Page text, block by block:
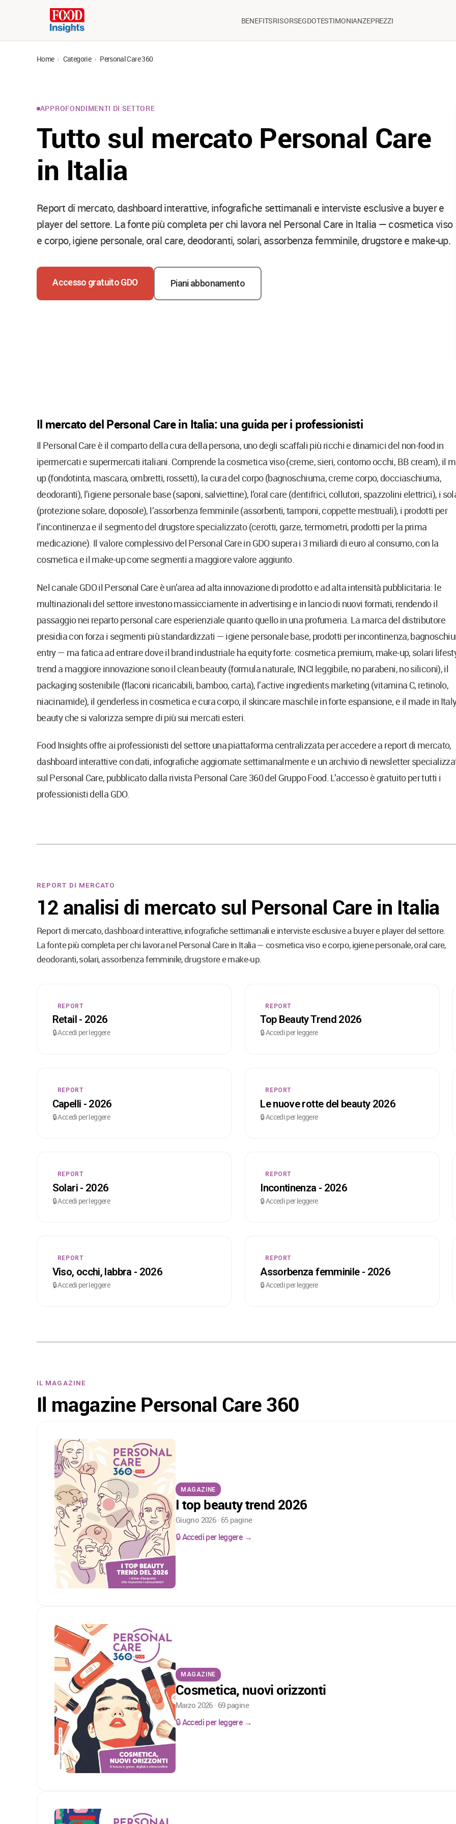
BENEFITSRISORSEGDOTESTIMONIANZEPREZZI
Home › Categorie › Personal Care 360
APPROFONDIMENTI DI SETTORE
Tutto sul mercato Personal Care
in Italia
Report di mercato, dashboard interattive, infografiche settimanali e interviste esclusive a buyer e
player del settore. La fonte più completa per chi lavora nel Personal Care in Italia — cosmetica viso
e corpo, igiene personale, oral care, deodoranti, solari, assorbenza femminile, drugstore e make-up.
Accesso gratuito GDO Piani abbonamento
Il mercato del Personal Care in Italia: una guida per i professionisti
Il Personal Care è il comparto della cura della persona, uno degli scaffali più ricchi e dinamici del non-food in
ipermercati e supermercati italiani. Comprende la cosmetica viso (creme, sieri, contorno occhi, BB cream), il
up (fondotinta, mascara, ombretti, rossetti), la cura del corpo (bagnoschiuma, creme corpo, docciaschiuma,
deodoranti), l’igiene personale base (saponi, salviettine), l’oral care (dentifrici, collutori, spazzolini elettrici), i
(protezione solare, doposole), l’assorbenza femminile (assorbenti, tamponi, coppette mestruali), i prodotti per
l’incontinenza e il segmento del drugstore specializzato (cerotti, garze, termometri, prodotti per la prima
medicazione). Il valore complessivo del Personal Care in GDO supera i 3 miliardi di euro al consumo, con la
cosmetica e il make-up come segmenti a maggiore valore aggiunto.
Nel canale GDO il Personal Care è un’area ad alta innovazione di prodotto e ad alta intensità pubblicitaria: le
multinazionali del settore investono massicciamente in advertising e in lancio di nuovi formati, rendendo il
passaggio nei reparto personal care esperienziale quanto quello in una profumeria. La marca del distributore
presidia con forza i segmenti più standardizzati — igiene personale base, prodotti per incontinenza,
entry — ma fatica ad entrare dove il brand industriale ha equity forte: cosmetica premium, make-up, solari
trend a maggiore innovazione sono il clean beauty (formula naturale, INCI leggibile, no parabeni, no siliconi), il
packaging sostenibile (flaconi ricaricabili, bamboo, carta), l’active ingredients marketing (vitamina C, retinolo,
niacinamide), il genderless in cosmetica e cura corpo, il skincare maschile in forte espansione, e il made in
beauty che si valorizza sempre di più sui mercati esteri.
Food Insights offre ai professionisti del settore una piattaforma centralizzata per accedere a report di mercato,
dashboard interattive con dati, infografiche aggiornate settimanalmente e un archivio di newsletter
sul Personal Care, pubblicato dalla rivista Personal Care 360 del Gruppo Food. L’accesso è gratuito per tutti i
professionisti della GDO.
REPORT DI MERCATO
12 analisi di mercato sul Personal Care in Italia
Report di mercato, dashboard interattive, infografiche settimanali e interviste esclusive a buyer e player del settore.
La fonte più completa per chi lavora nel Personal Care in Italia — cosmetica viso e corpo, igiene personale, oral care,
deodoranti, solari, assorbenza femminile, drugstore e make-up.
REPORT
Retail - 2026
🔒 Accedi per leggere
REPORT
Top Beauty Trend 2026
🔒 Accedi per leggere
REPORT
Capelli - 2026
🔒 Accedi per leggere
REPORT
Le nuove rotte del beauty 2026
🔒 Accedi per leggere
REPORT
Solari - 2026
🔒 Accedi per leggere
REPORT
Incontinenza - 2026
🔒 Accedi per leggere
REPORT
Viso, occhi, labbra - 2026
🔒 Accedi per leggere
REPORT
Assorbenza femminile - 2026
🔒 Accedi per leggere
IL MAGAZINE
Il magazine Personal Care 360
MAGAZINE
I top beauty trend 2026
Giugno 2026 · 65 pagine
🔒 Accedi per leggere →
MAGAZINE
Cosmetica, nuovi orizzonti
Marzo 2026 · 69 pagine
🔒 Accedi per leggere →